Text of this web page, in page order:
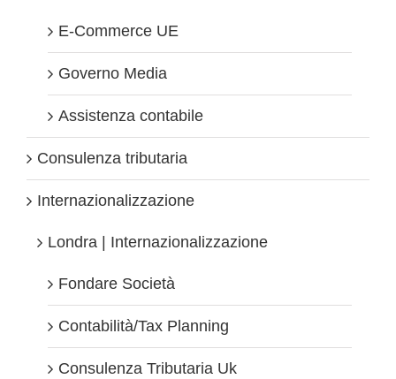
E-Commerce UE
Governo Media
Assistenza contabile
Consulenza tributaria
Internazionalizzazione
Londra | Internazionalizzazione
Fondare Società
Contabilità/Tax Planning
Consulenza Tributaria Uk